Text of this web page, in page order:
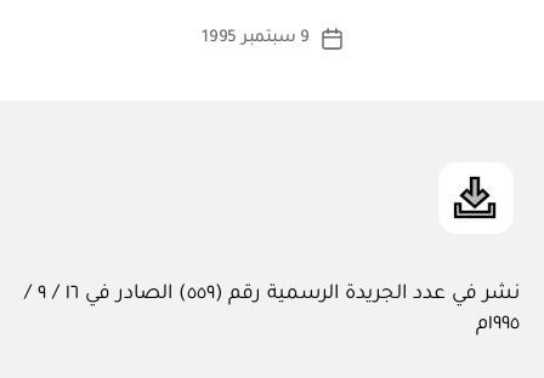
كاتب
ة
تاريخ
9 سبتمبر 1995
نشر في عدد الجريدة الرسمية رقم (٥٥٩) الصادر في ١٦ / ٩ /
١٩٩٥م